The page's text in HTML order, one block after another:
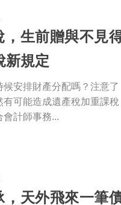
，生前贈與不見
新規定
安排財產分配嗎？注意
有可能造成遺產稅加重課
計師事務...
，天外飛來一筆